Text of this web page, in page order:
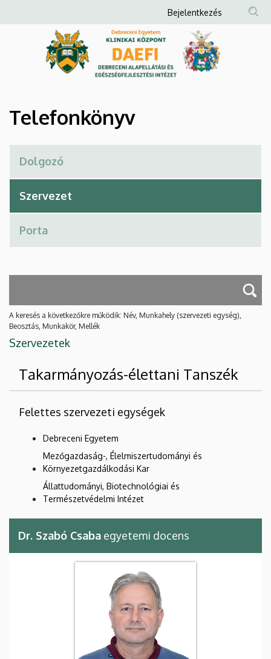
Debreceni
és
Egészségfejlesztési
Intézet
a
Anonim
Felhasználói
fiók
menüje
Bejelentkezés
Telefonkönyv
A keresés a következőkre működik: Név, Munkahely (szervezeti egység),
Beosztás, Munkakör, Mellék
Szervezetek
Takarmányozás-élettani Tanszék
Felettes szervezeti egységek
Debreceni Egyetem
Mezőgazdaság-, Élelmiszertudományi és
Környezetgazdálkodási Kar
Állattudományi, Biotechnológiai és
Természetvédelmi Intézet
Dr. Szabó Csaba egyetemi docens